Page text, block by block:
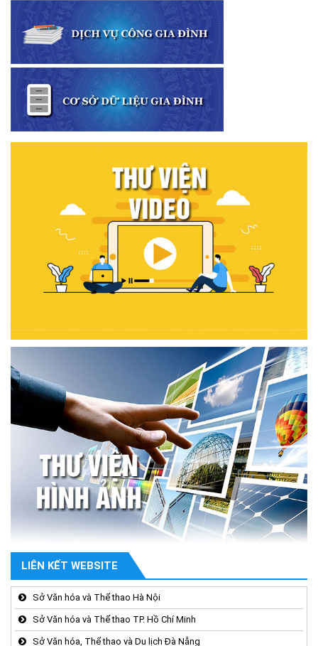
LIÊN KẾT WEBSITE
Sở Văn hóa và Thể thao Hà Nội
Sở Văn hóa và Thể thao TP. Hồ Chí Minh
Sở Văn hóa, Thể thao và Du lịch Đà Nẵng